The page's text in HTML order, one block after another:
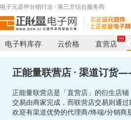
电子元器件分销行业 · 第三方综合服务商
电子料库存 云价格 直营店
99
正能量联营店 · 渠道订货
正能量联营店是「直营店」的衍生店
交易由商家完成，而联营店交易则通
欢迎有渠道优势的代理商/终端/分销商